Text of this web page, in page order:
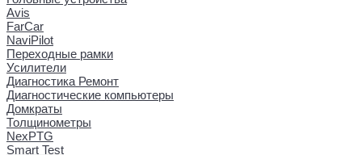
Avis
FarCar
NaviPilot
Переходные рамки
Усилители
Диагностика Ремонт
Диагностические компьютеры
Домкраты
Толщинометры
NexPTG
Smart Test